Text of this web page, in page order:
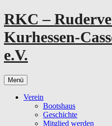
Zum
Inhalt
springen
RKC –
Kurhessen-
e.V.
Menü
Verein
Bootshaus
Geschichte
Mitglied werden